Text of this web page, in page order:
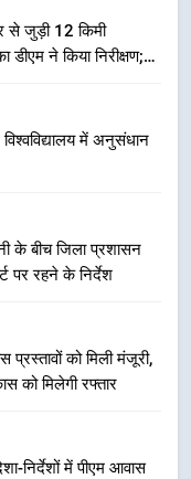
से जुड़ी 12 किमी
डीएम ने किया निरीक्षण;
डीएम
में अनुसंधान
के बीच जिला प्रशासन
पर रहने के निर्देश
प्रस्तावों को मिली मंजूरी,
को मिलेगी रफ्तार
निर्देशों में पीएम आवास
ने हरिद्वार से किया
6 अगस्त को